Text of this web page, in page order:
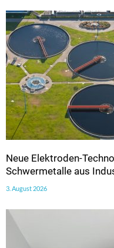
Neue Elektroden-
Schwermetalle aus
3. August 2026